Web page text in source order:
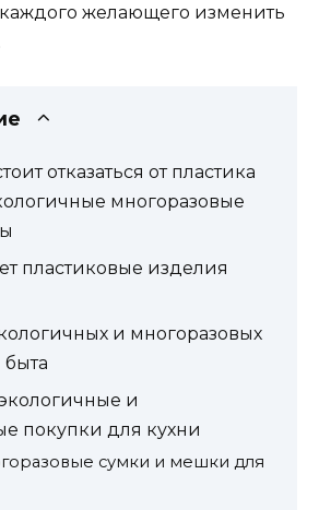
желающего изменить
отказаться от пластика
многоразовые
пластиковые изделия
и многоразовых
и
покупки для кухни
сумки и мешки для